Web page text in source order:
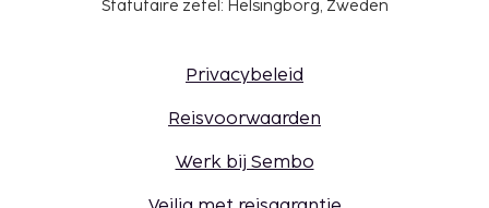
Statutaire zetel: Helsingborg, Zweden
Privacybeleid
Reisvoorwaarden
Werk bij Sembo